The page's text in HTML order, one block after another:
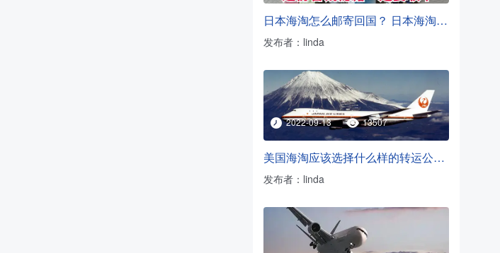
日本海淘怎么邮寄回国？ 日本海淘转运方法
发布者：linda
2022-09-13 13507
美国海淘应该选择什么样的转运公司？
发布者：linda